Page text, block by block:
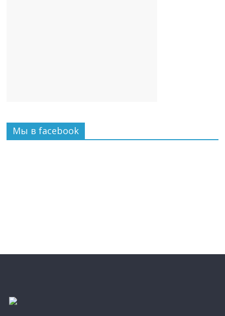
Мы в facebook